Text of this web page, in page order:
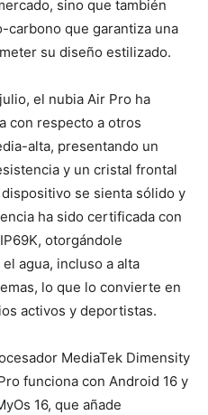
sino que también
carbono que garantiza una
su diseño estilizado.
el nubia Air Pro ha
con respecto a otros
alta, presentando un
y un cristal frontal
se sienta sólido y
ha sido certificada con
otorgándole
agua, incluso a alta
lo que lo convierte en
activos y deportistas.
MediaTek Dimensity
funciona con Android 16 y
16, que añade